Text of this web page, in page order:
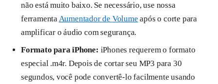
não está muito baixo. Se necessário, use nossa
ferramentaAumentador de Volume após o corte para
amplificar o áudio com segurança.
Formato para iPhone: iPhones requerem o formato
especial .m4r. Depois de cortar seu MP3 para 30
segundos, você pode convertê-lo facilmente usando